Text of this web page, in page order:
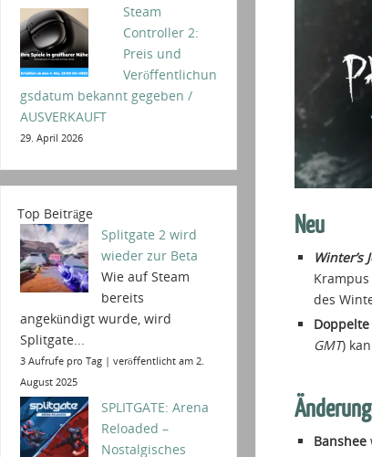
Neu
Winter’s
des
GMT)
Banshee
Steam
Controller 2:
Preis und
Veröffentlichun
gsdatum bekannt gegeben /
AUSVERKAUFT
29. April 2026
Top Beiträge
Splitgate 2 wird
wieder zur Beta
Wie auf Steam
bereits
angekündigt wurde, wird
Splitgate...
3 Aufrufe pro Tag |veröffentlicht am 2.
August 2025
SPLITGATE: Arena
Reloaded –
Nostalgisches